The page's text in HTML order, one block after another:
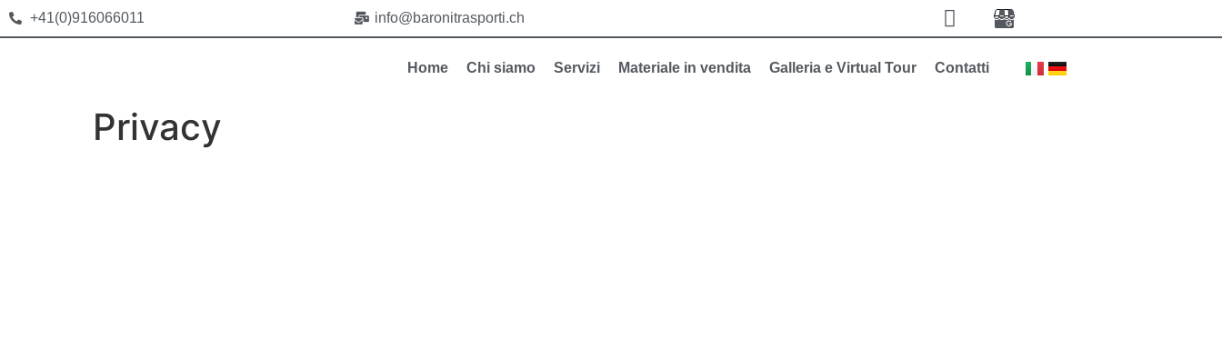
+41(0)916066011 info@baronitrasporti.ch
Home Chi siamo Servizi Materiale in vendita Galleria e Virtual Tour Contatti
Privacy